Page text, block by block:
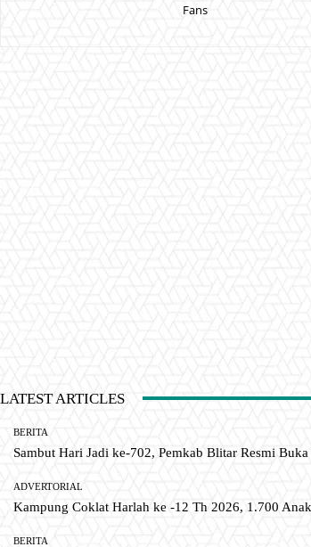
Fans
LATEST ARTICLES
BERITA
Sambut Hari Jadi ke-702, Pemkab Blitar Resmi
ADVERTORIAL
Kampung Coklat Harlah ke -12 Th 2026, 1.700
BERITA